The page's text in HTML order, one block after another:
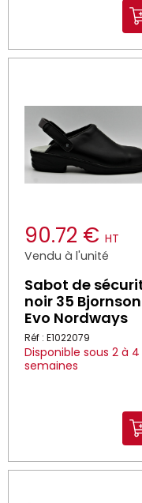
90.72 € HT
Vendu à l'unité
Sabot de
noir 35 Bjornson
Evo Nordways
Réf : E1022079
Disponible sous 2 à 4
semaines